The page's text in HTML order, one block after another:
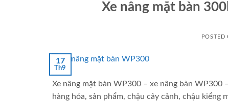
Xe nâng mặt bàn
POSTED
17
Th9
Xe nâng mặt bàn WP300 – xe nâng bàn WP300
hàng hóa, sản phẩm, chậu cây cảnh, chậu